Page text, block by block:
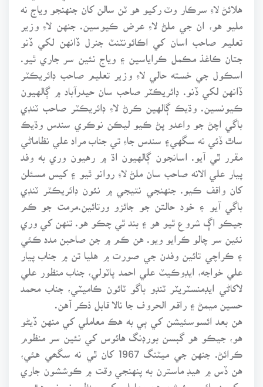
هلائڻ لاءِ سرڪار وٽ رکيو هو ٽن سالن کان جنهنجو وياج نه
مليو هو، ان جي ملڻ لاءِ عرض ڪيوسين. جنهن لاءِ وزير
تعليم صاحب اسان کي اڪائونٽنٽ جنرل ڏانهن لکي ڏنو
جتان ڪاغذ مڪمل ڪراياسين ۽ وياج نئين سر جاري ٿيو.
اسڪول جي خسته حالي لاءِ وزير تعليم صاحب ڊائريڪٽر
ڏانهن لکي ڏنو. ڊائريڪٽر صاحب سان حيدرآباد ۾ ڳالهيون
ڪيونسين. وڌيڪ ڳالهين ڪرڻ لاءِ ڊائريڪٽر صاحب ٽنڊي
باگي اچڻ جو واعدو پڻ ڪيو ليڪن نوڪري سندس وڌيڪ
ساٿ ڏئي نه سگهي۽ سندس جاءِ تي جناب مراد علي نظاماڻي
مقرر ٿي آيو. اسانجون ڳالهيون اڌ ۾ رهيون وري به وفد
پيار علي الانه صاحب سان ملڻ لاءِ روانو ٿيو ۽ کيس مسئلن
کان واقف ڪيو. جنهنجي نتيجي ۾ نئون ڊائريڪٽر ٽنڊي
باگي آيو ۽ خود حالتن جو جائزو ورتائين.مرمت جو ڪم
جيڪو اڳ شروع ٿيو هو ۽ بند ٿي چڪو هو. تنهن کي وري
نئين سر چالو ڪرايو ويو. هن ڪم ۾ جن صاحبن مدد ڪئي
۽ ڪراچي تائين وفدن جي صورت ۾ هليا تن ۾ جناب پيار
علي خواجه، ايڊوڪيٽ علي احمد پاٽولي، جناب منظور علي
لاکاڻي ايڊمنسٽريٽر ٽنڊو باگو ٽائون ڪاميٽي، جناب محمد
حسين ميمڻ ۽ راقم الحروف جا نالا قابل ذڪر آهن.
هن بعد ائسوسئيشن کي ٻي به هڪ معاملي کي منهن ڏيڻو
هو، جيڪو هو گبسن بورڊنگ هائوس کي نئين سر منظوم
ڪرائڻ. جنهن جي ميٽنگ 1967 کان ٿي نه سگھي هئي،
هن ڏس ۾ هيڊ ماسترن به پنهنجي وقت ۾ ڪوششون جاري
رکيون. ائسوسئيشن هن معاملي کي، منظم نموني هٿ ۾